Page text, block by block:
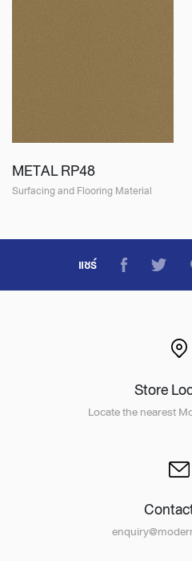
METAL RP48
Surfacing and Flooring Material
แชร์
Store
Locate the nearest